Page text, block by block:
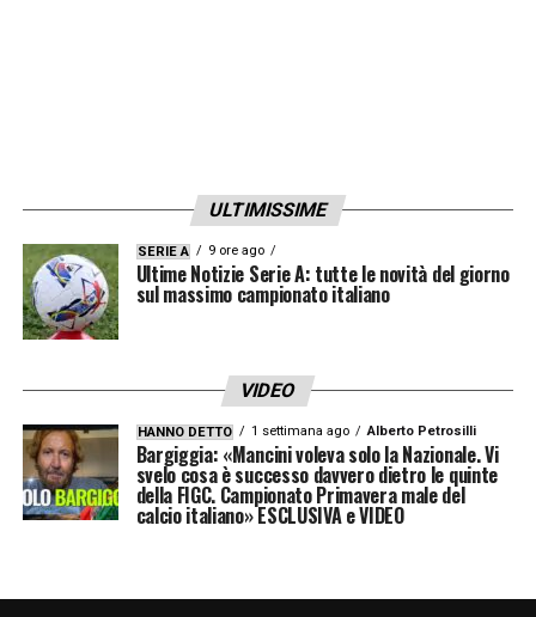
LA PLAYLIST DELLE NOSTRE TOP NEWS
ULTIMISSIME
SERIE A 9 ore ago
Ultime Notizie Serie A: tutte le novità del giorno
sul massimo campionato italiano
VIDEO
HANNO DETTO 1 settimana ago Alberto Petrosilli
Bargiggia: «Mancini voleva solo la Nazionale. Vi
svelo cosa è successo davvero dietro le quinte
della FIGC. Campionato Primavera male del
calcio italiano» ESCLUSIVA e VIDEO